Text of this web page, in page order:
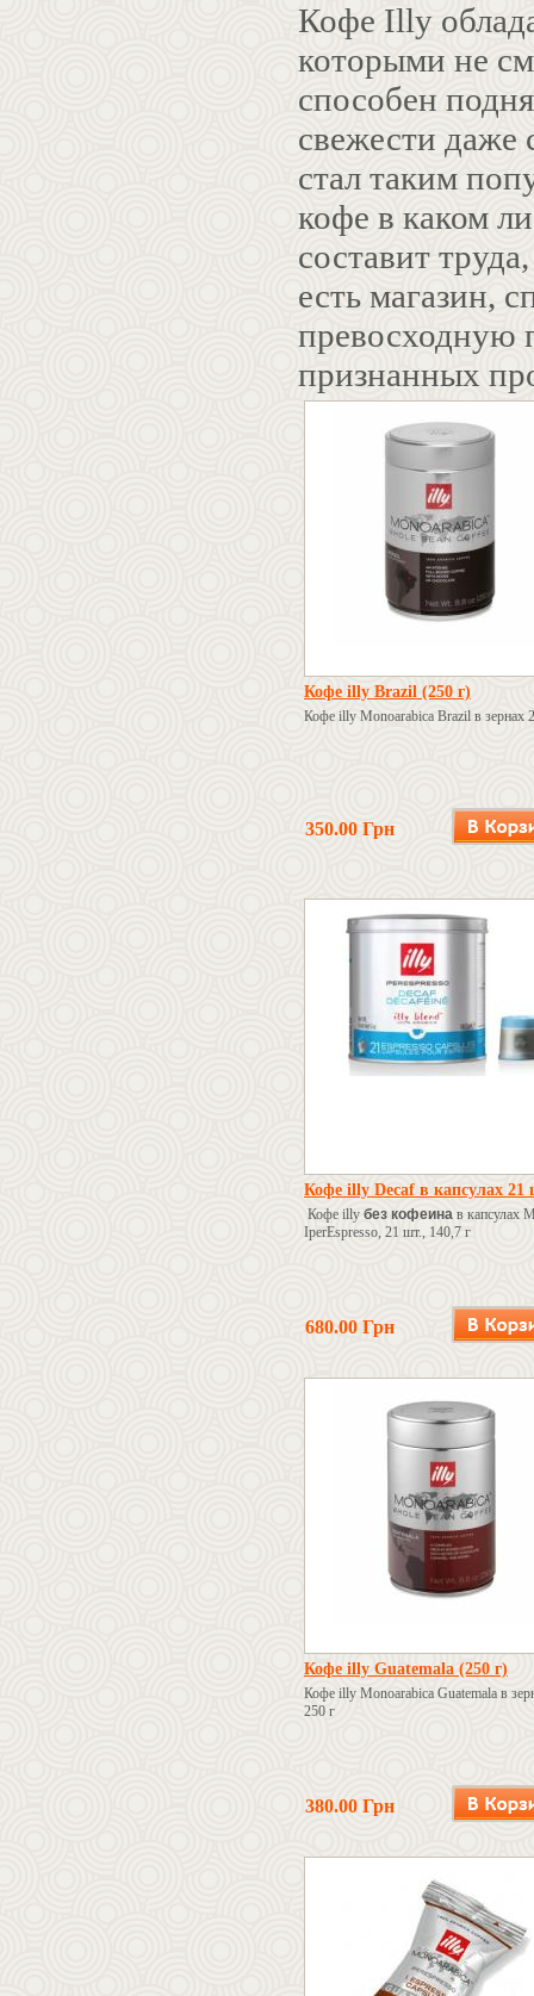
Кофе Illy
которыми не
способен
свежести даже
стал таким
кофе в каком
составит
есть магазин,
превосходную
признанных
Кофе illy Brazil (250 г)
Кофе illy Monoarabica Brazil в зернах
350.00 Грн
Кофе illy Decaf в капсулах 21
Кофе illy без кофеина в капсулах
IperEspresso, 21 шт., 140,7 г
680.00 Грн
Кофе illy Guatemala (250 г)
Кофе illy Monoarabica Guatemala в
250 г
380.00 Грн